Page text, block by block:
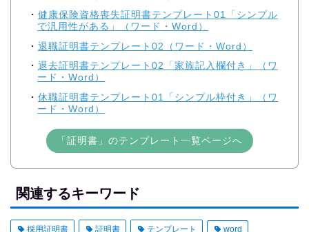
健康保険資格喪失証明書テンプレート01「シンプル
で汎用性がある」（ワード・Word）
退職証明書テンプレート02（ワード・Word）
退去証明書テンプレート02「家族記入欄付き」（ワ
ード・Word）
休職証明書テンプレート01「シンプル枠付き」（ワ
ード・Word）
「証明書」のテンプレート一覧ページへ
関連するキーワード
採用証明書 証明書 テンプレート word